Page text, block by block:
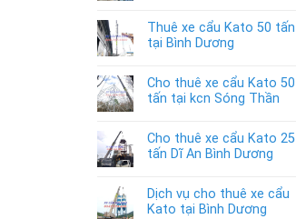
Thuê xe cẩu Kato 50 tấn
tại Bình Dương
Cho thuê xe cẩu Kato 50
tấn tại kcn Sóng Thần
Cho thuê xe cẩu Kato 25
tấn Dĩ An Bình Dương
Dịch vụ cho thuê xe cẩu
Kato tại Bình Dương